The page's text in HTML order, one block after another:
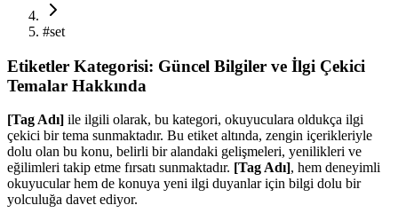
#set
Etiketler Kategorisi: Güncel Bilgiler ve İlgi Çekici
Temalar Hakkında
[Tag Adı] ile ilgili olarak, bu kategori, okuyuculara oldukça ilgi
çekici bir tema sunmaktadır. Bu etiket altında, zengin içerikleriyle
dolu olan bu konu, belirli bir alandaki gelişmeleri, yenilikleri ve
eğilimleri takip etme fırsatı sunmaktadır. [Tag Adı], hem deneyimli
okuyucular hem de konuya yeni ilgi duyanlar için bilgi dolu bir
yolculuğa davet ediyor.